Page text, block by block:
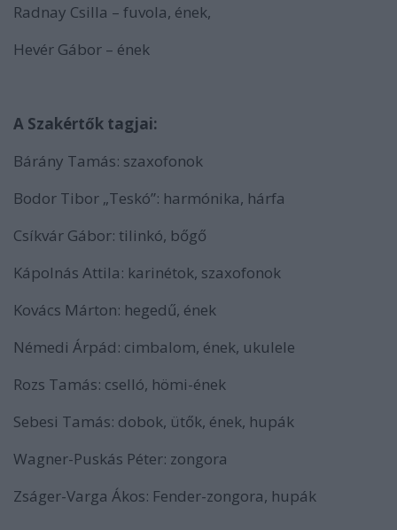
Radnay Csilla – fuvola, ének,
Hevér Gábor – ének
A Szakértők tagjai:
Bárány Tamás: szaxofonok
Bodor Tibor „Teskó”: harmónika, hárfa
Csíkvár Gábor: tilinkó, bőgő
Kápolnás Attila: karinétok, szaxofonok
Kovács Márton: hegedű, ének
Némedi Árpád: cimbalom, ének, ukulele
Rozs Tamás: cselló, hömi-ének
Sebesi Tamás: dobok, ütők, ének, hupák
Wagner-Puskás Péter: zongora
Zságer-Varga Ákos: Fender-zongora, hupák